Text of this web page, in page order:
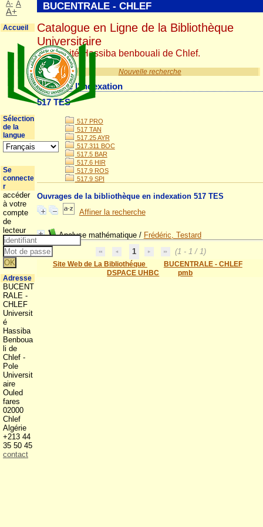
Nouvelle recherche
Détail de l'indexation
517 TES
517 PRO
517 TAN
517.25 AYR
517.311 BOC
517.5 BAR
517.6 HIR
517.9 ROS
517.9 SPI
Ouvrages de la bibliothèque en indexation 517 TES
Affiner la recherche
Analyse mathématique/ Frédéric, Testard
1
(1 - 1 / 1)
Site Web de La Bibliothéque
BUCENTRALE - CHLEF
DSPACE UHBC
pmb
BUCENTRALE - CHLEF
Catalogue en Ligne de la Bibliothèque
Universitaire
Université Hassiba benbouali de Chlef.
A- A
A+
Accueil
Sélection
de la
langue
Se
connecte
r
accéder
à votre
compte
de
lecteur
Adresse
BUCENT
RALE -
CHLEF
Universit
é
Hassiba
Benboua
li de
Chlef -
Pole
Universit
aire
Ouled
fares
02000
Chlef
Algérie
+213 44
35 50 45
contact